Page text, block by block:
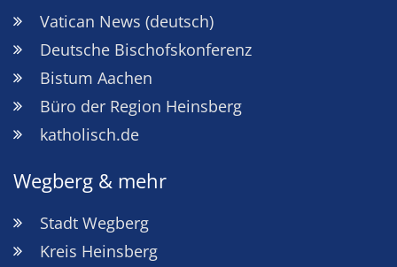
Vatican News (deutsch)
Deutsche Bischofskonferenz
Bistum Aachen
Büro der Region Heinsberg
katholisch.de
Wegberg & mehr
Stadt Wegberg
Kreis Heinsberg